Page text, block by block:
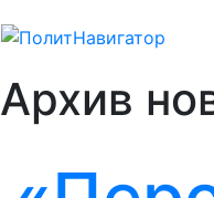
Архив